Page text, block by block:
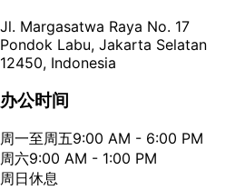
Jl. Margasatwa Raya No. 17
Pondok Labu, Jakarta Selatan
12450, Indonesia
办公时间
周一至周五9:00 AM - 6:00 PM
周六9:00 AM - 1:00 PM
周日休息